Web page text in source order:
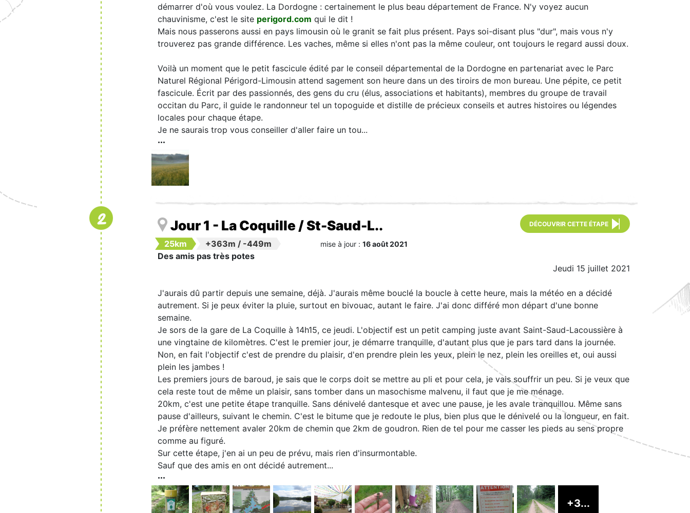
démarrer d'où vous voulez. La Dordogne : certainement le plus beau département de France. N'y voyez aucun
chauvinisme, c'est le site perigord.com qui le dit !
Mais nous passerons aussi en pays limousin où le granit se fait plus présent. Pays soi-disant plus "dur", mais vous n'y
trouverez pas grande différence. Les vaches, même si elles n'ont pas la même couleur, ont toujours le regard aussi doux.
Voilà un moment que le petit fascicule édité par le conseil départemental de la Dordogne en partenariat avec le Parc
Naturel Régional Périgord-Limousin attend sagement son heure dans un des tiroirs de mon bureau. Une pépite, ce petit
fascicule. Écrit par des passionnés, des gens du cru (élus, associations et habitants), membres du groupe de travail
occitan du Parc, il guide le randonneur tel un topoguide et distille de précieux conseils et autres histoires ou légendes
locales pour chaque étape.
Je ne saurais trop vous conseiller d'aller faire un tou...
2 Jour 1 - La Coquille / St-Saud-L.. DÉCOUVRIR CETTE ÉTAPE
25km +363m / -449m mise à jour : 16 août 2021
Des amis pas très potes
Jeudi 15 juillet 2021
J'aurais dû partir depuis une semaine, déjà. J'aurais même bouclé la boucle à cette heure, mais la météo en a décidé
autrement. Si je peux éviter la pluie, surtout en bivouac, autant le faire. J'ai donc différé mon départ d'une bonne
semaine.
Je sors de la gare de La Coquille à 14h15, ce jeudi. L'objectif est un petit camping juste avant Saint-Saud-Lacoussière à
une vingtaine de kilomètres. C'est le premier jour, je démarre tranquille, d'autant plus que je pars tard dans la journée.
Non, en fait l'objectif c'est de prendre du plaisir, d'en prendre plein les yeux, plein le nez, plein les oreilles et, oui aussi
plein les jambes !
Les premiers jours de baroud, je sais que le corps doit se mettre au pli et pour cela, je vais souffrir un peu. Si je veux que
cela reste tout de même un plaisir, sans tomber dans un masochisme malvenu, il faut que je me ménage.
20km, c'est une petite étape tranquille. Sans dénivelé dantesque et avec une pause, je les avale tranquillou. Même sans
pause d'ailleurs, suivant le chemin. C'est le bitume que je redoute le plus, bien plus que le dénivelé ou la longueur, en fait.
Je préfère nettement avaler 20km de chemin que 2km de goudron. Rien de tel pour me casser les pieds au sens propre
comme au figuré.
Sur cette étape, j'en ai un peu de prévu, mais rien d'insurmontable.
Sauf que des amis en ont décidé autrement...
+3...